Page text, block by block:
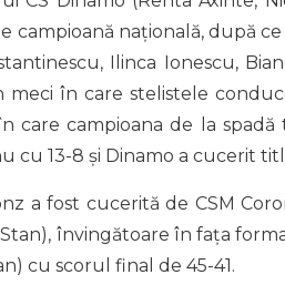
campioană națională, după
Ilinca Ionescu,
meci în care stelistele
care campioana de la spadă
cu 13-8 și Dinamo a cucerit
a fost cucerită de CSM
învingătoare în fața
cu scorul final de 45-41.